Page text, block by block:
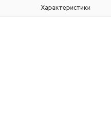
Характеристики